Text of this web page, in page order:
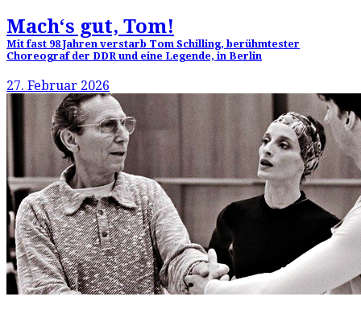
Mach‘s gut, Tom!
Mit fast 98 Jahren verstarb Tom Schilling, berühmtester
Choreograf der DDR und eine Legende, in Berlin
27. Februar 2026